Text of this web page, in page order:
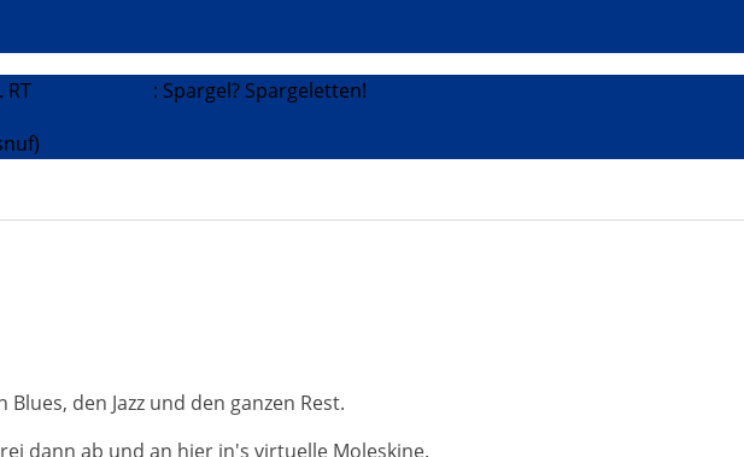
RT
: Spargel? Spargeletten!
den Jazz und den ganzen Rest.
dann ab und an hier in's virtuelle Moleskine.